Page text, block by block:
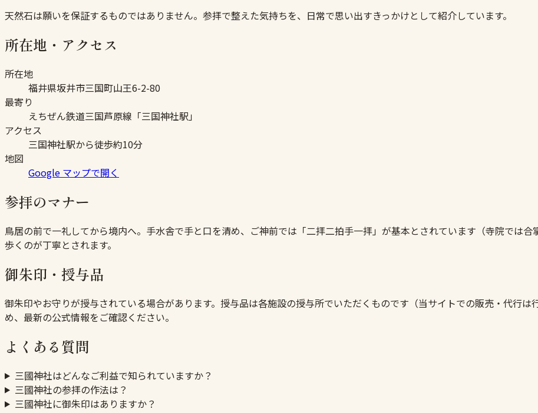
天然石は願いを保証するものではありません。参拝で整えた気持ちを、日常で思い出すきっかけとして紹介しています。
所在地・アクセス
所在地
福井県坂井市三国町山王6-2-80
最寄り
えちぜん鉄道三国芦原線「三国神社駅」
アクセス
三国神社駅から徒歩約10分
地図
Google マップで開く
参拝のマナー
鳥居の前で一礼してから境内へ。手水舎で手と口を清め、ご神前では「二拝二拍手一拝」が基本とされています（寺院では
歩くのが丁寧とされます。
御朱印・授与品
御朱印やお守りが授与されている場合があります。授与品は各施設の授与所でいただくものです（当サイトでの販売・代行
め、最新の公式情報をご確認ください。
よくある質問
三國神社はどんなご利益で知られていますか？
三國神社の参拝の作法は？
三國神社に御朱印はありますか？